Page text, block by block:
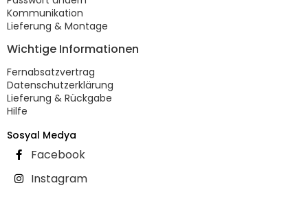
Kommunikation
Lieferung & Montage
Wichtige Informationen
Fernabsatzvertrag
Datenschutzerklärung
Lieferung & Rückgabe
Hilfe
Sosyal Medya
Facebook
Instagram